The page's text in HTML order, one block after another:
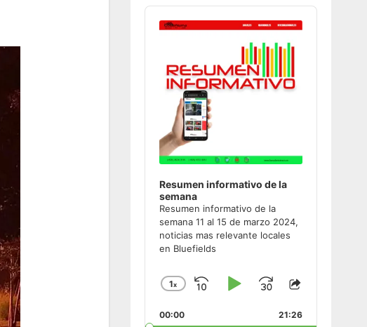
Audio
Player
Resumen informativo de la
semana
Resumen informativo de la
semana 11 al 15 de marzo 2024,
noticias mas relevante locales
en Bluefields
Change
Rate
1x
Skip
Backward
Play
Pause
Jump
Forward
Share
Episode
00:00 21:26